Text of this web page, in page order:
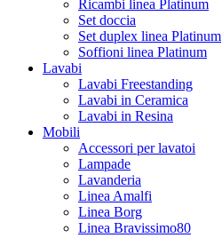
Ricambi linea Platinum
Set doccia
Set duplex linea Platinum
Soffioni linea Platinum
Lavabi
Lavabi Freestanding
Lavabi in Ceramica
Lavabi in Resina
Mobili
Accessori per lavatoi
Lampade
Lavanderia
Linea Amalfi
Linea Borg
Linea Bravissimo80